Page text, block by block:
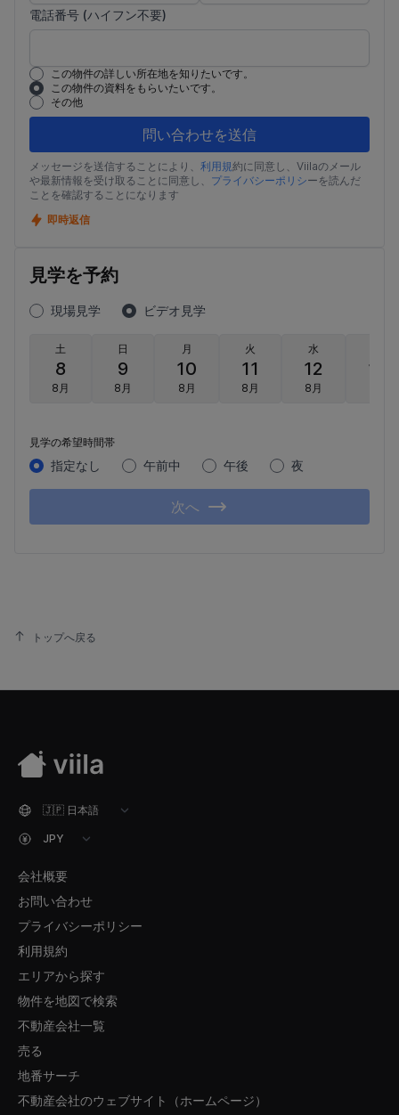
電話番号 (ハイフン不要)
この物件の詳しい所在地を知りたいです。
この物件の資料をもらいたいです。
その他
問い合わせを送信
メッセージを送信することにより、 利用規約に同意し、Viilaのメール
や最新情報を受け取ることに同意し、 プライバシーポリシーを読んだ
ことを確認することになります
即時返信
見学を予約
現場見学 ビデオ見学
土
8
8月
日
9
8月
月
10
8月
火
11
8月
水
12
8月
13
見学の希望時間帯
指定なし 午前中 午後 夜
次へ
トップへ戻る
会社概要
お問い合わせ
プライバシーポリシー
利用規約
エリアから探す
物件を地図で検索
不動産会社一覧
売る
地番サーチ
不動産会社のウェブサイト（ホームページ）